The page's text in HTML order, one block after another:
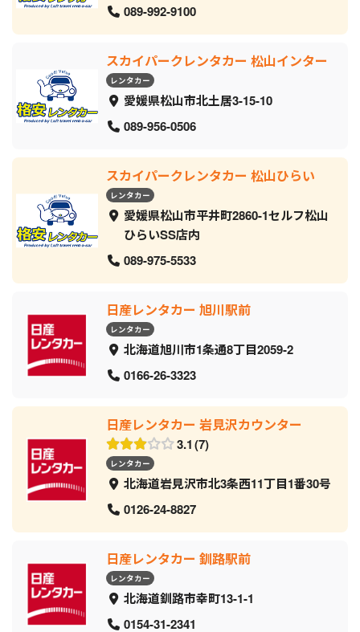
089-992-9100
スカイパークレンタカー 松山インター
レンタカー
愛媛県松山市北土居3-15-10
089-956-0506
スカイパークレンタカー 松山ひらい
レンタカー
愛媛県松山市平井町2860-1セルフ松山
ひらいSS店内
089-975-5533
日産レンタカー 旭川駅前
レンタカー
北海道旭川市1条通8丁目2059‐2
0166-26-3323
日産レンタカー 岩見沢カウンター
3.1 7
レンタカー
北海道岩見沢市北3条西11丁目1番30号
0126-24-8827
日産レンタカー 釧路駅前
レンタカー
北海道釧路市幸町13-1-1
0154-31-2341